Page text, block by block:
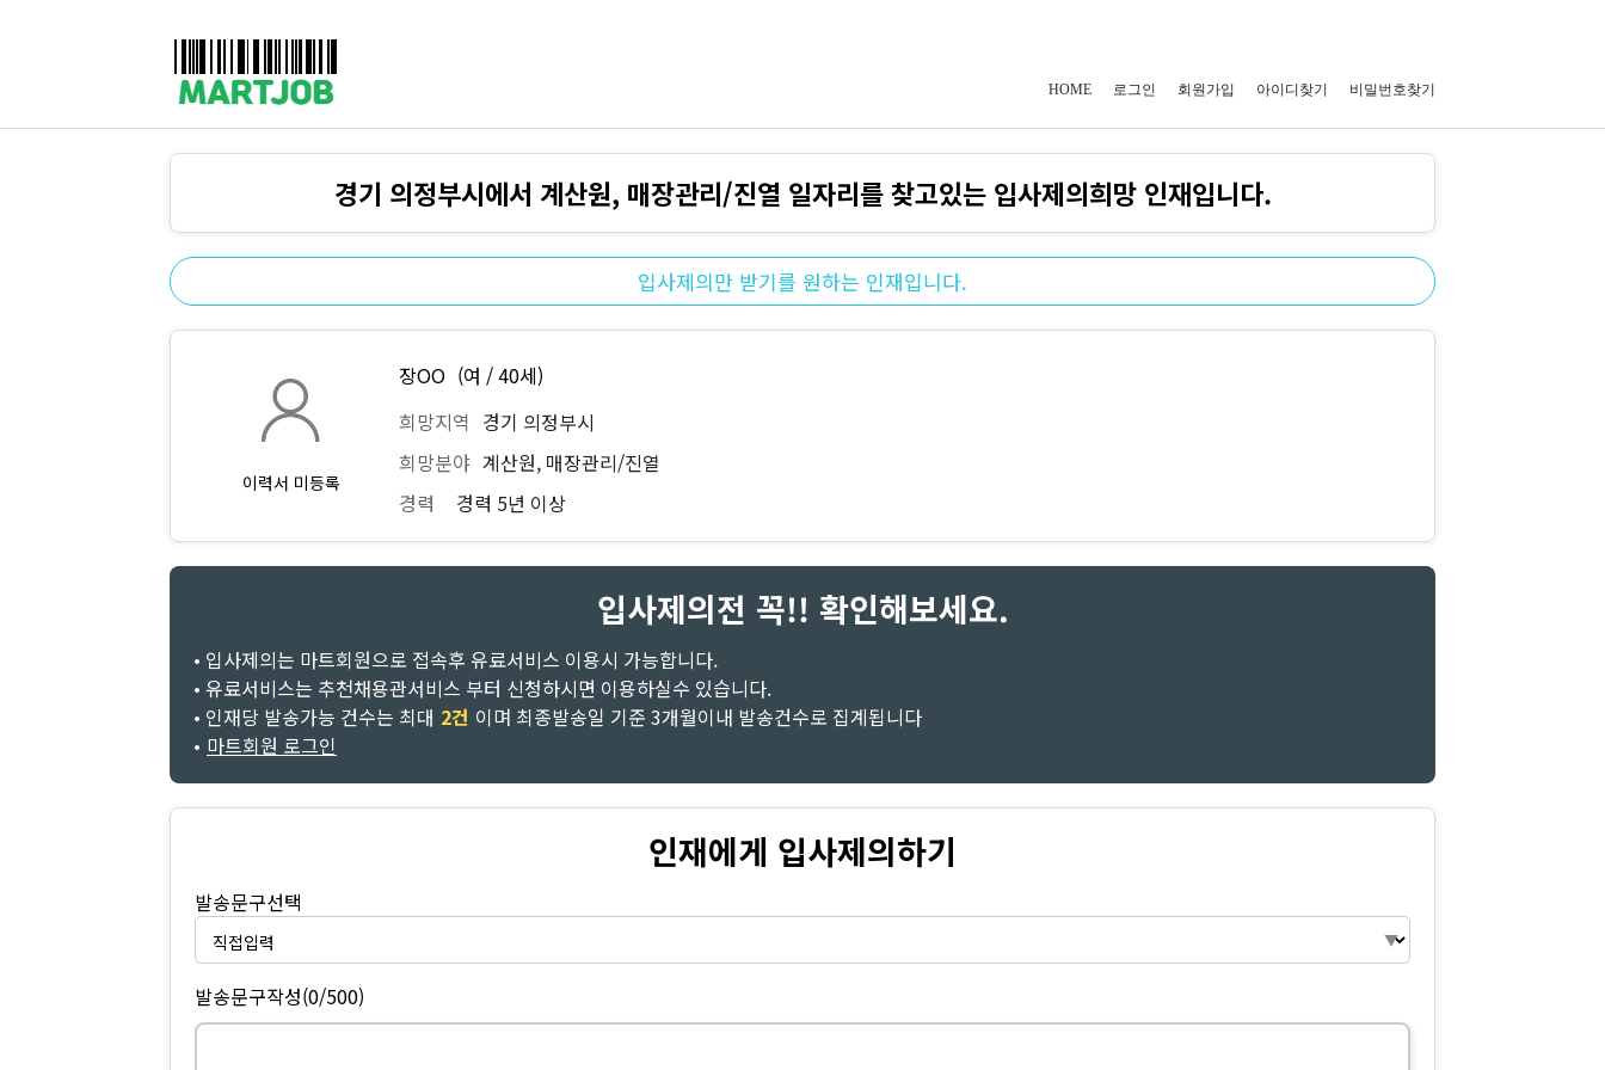
유통매장전용 임대·매매정보
식자재가격정보
농산/야채청과직원채용정보
HOME 로그인 회원가입 아이디찾기 비밀번호찾기
경기 의정부시에서 계산원, 매장관리/진열 일자리를 찾고있는 입사제의희망 인재입니다.
입사제의만 받기를 원하는 인재입니다.
이력서 미등록
장OO (여 / 40세)
희망지역 경기 의정부시
희망분야 계산원, 매장관리/진열
경력
경력 5년 이상
입사제의전 꼭!! 확인해보세요.
• 입사제의는 마트회원으로 접속후 유료서비스 이용시 가능합니다.
• 유료서비스는 추천채용관서비스 부터 신청하시면 이용하실수 있습니다.
• 인재당 발송가능 건수는 최대 2건 이며 최종발송일 기준 3개월이내 발송건수로 집계됩니다
• 마트회원 로그인
인재에게 입사제의하기
발송문구선택
발송문구작성(0/500)